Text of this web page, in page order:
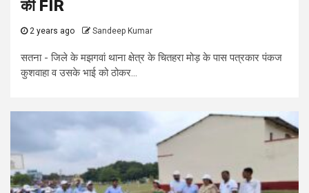
की FIR
2 years ago Sandeep Kumar
सतना - जिले के मझगवां थाना क्षेत्र के चितहरा मोड़ के पास पत्रकार पंकज
कुशवाहा व उसके भाई को ठोकर...